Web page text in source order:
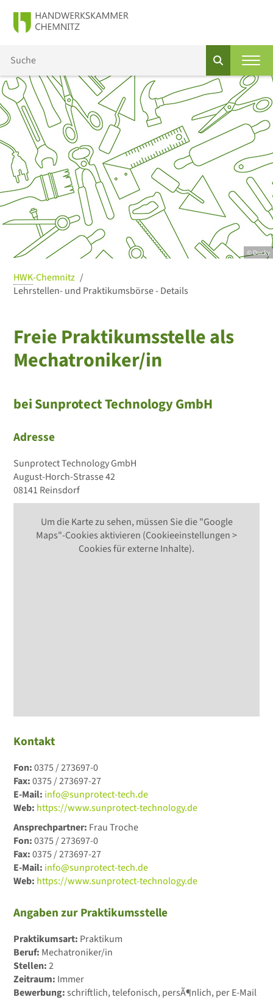
© Ducky
HWK-Chemnitz
Lehrstellen- und Praktikumsbörse - Details
Freie Praktikumsstelle als
Mechatroniker/in
bei Sunprotect Technology GmbH
Adresse
Sunprotect Technology GmbH
August-Horch-Strasse 42
08141 Reinsdorf
Um die Karte zu sehen, müssen Sie die "Google
Maps"-Cookies aktivieren (Cookieeinstellungen >
Cookies für externe Inhalte).
Kontakt
Fon:0375 / 273697-0
Fax:0375 / 273697-27
E-Mail: info@sunprotect-tech.de
Web: https://www.sunprotect-technology.de
Ansprechpartner: Frau Troche
Fon:0375 / 273697-0
Fax:0375 / 273697-27
E-Mail: info@sunprotect-tech.de
Web: https://www.sunprotect-technology.de
Angaben zur Praktikumsstelle
Praktikumsart: Praktikum
Beruf: Mechatroniker/in
Stellen:2
Zeitraum: Immer
Bewerbung:schriftlich, telefonisch, persÃ¶nlich, per E-Mail